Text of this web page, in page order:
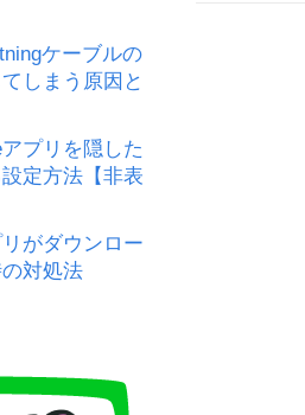
ケーブルの
しまう原因と
プリを隠した
定方法【非表
がダウンロー
の対処法